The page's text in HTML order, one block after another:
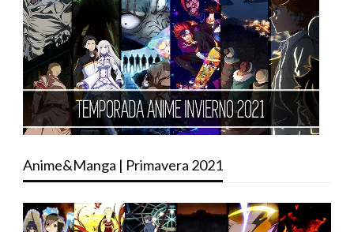
Anime&Manga | Primavera 2021